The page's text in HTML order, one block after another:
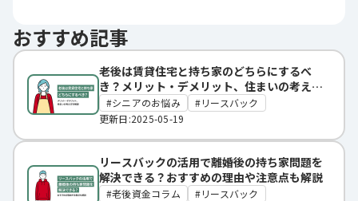
おすすめ記事
老後は賃貸住宅と持ち家のどちらにするべ
き？メリット・デメリット、住まいの考え方
を解説シニアのお悩み
リースバック
更新日:2025-05-19
リースバックの活用で離婚後の持ち家問題を
解決できる？おすすめの理由や注意点も解説
老後資金コラム
リースバック